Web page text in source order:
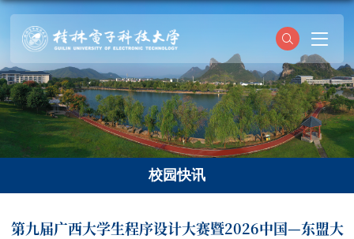
校园快讯
​第九届广西大学生程序设计大赛暨2026中国—东盟大